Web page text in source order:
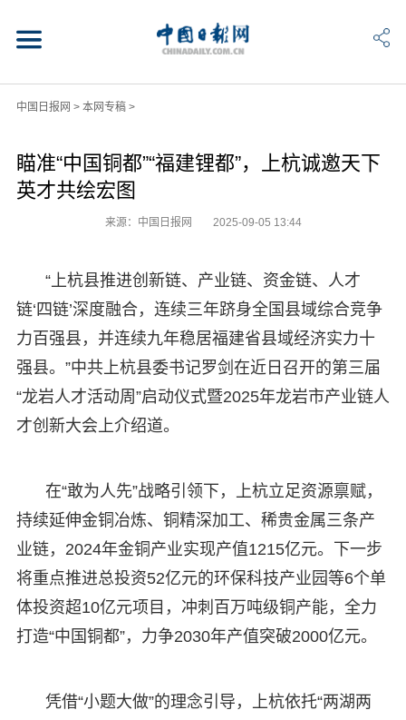
中国日报网 > 本网专稿>
瞄准“中国铜都”“福建锂都”，上杭诚邀天下
英才共绘宏图
来源：中国日报网 2025-09-05 13:44
“上杭县推进创新链、产业链、资金链、人才
链‘四链’深度融合，连续三年跻身全国县域综合竞争
力百强县，并连续九年稳居福建省县域经济实力十
强县。”中共上杭县委书记罗剑在近日召开的第三届
“龙岩人才活动周”启动仪式暨2025年龙岩市产业链人
才创新大会上介绍道。
在“敢为人先”战略引领下，上杭立足资源禀赋，
持续延伸金铜冶炼、铜精深加工、稀贵金属三条产
业链，2024年金铜产业实现产值1215亿元。下一步
将重点推进总投资52亿元的环保科技产业园等6个单
体投资超10亿元项目，冲刺百万吨级铜产能，全力
打造“中国铜都”，力争2030年产值突破2000亿元。
凭借“小题大做”的理念引导，上杭依托“两湖两